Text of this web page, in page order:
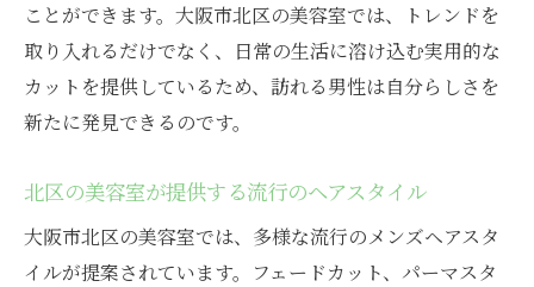
ことができます。大阪市北区の美容室では、トレンドを
取り入れるだけでなく、日常の生活に溶け込む実用的な
カットを提供しているため、訪れる男性は自分らしさを
新たに発見できるのです。
北区の美容室が提供する流行のヘアスタイル
大阪市北区の美容室では、多様な流行のメンズヘアスタ
イルが提案されています。フェードカット、パーマスタ